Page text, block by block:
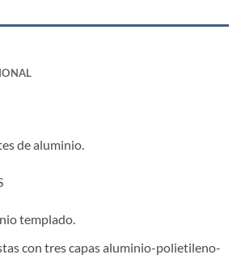
de aluminio.
templado.
con tres capas aluminio-polietileno-